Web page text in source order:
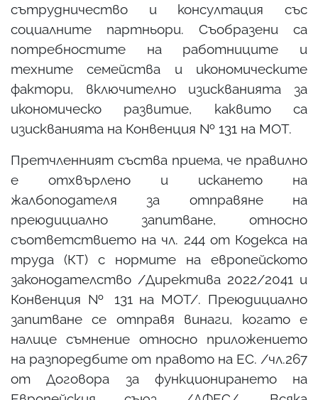
сътрудничество и консултация със
социалните партньори. Съобразени са
потребностите на работниците и
техните семейства и икономическите
фактори, включително изискванията за
икономическо развитие, каквито са
изискванията на Конвенция № 131 на МОТ.
Претчленният съства приема, че правилно
е отхвърлено и искането на
жалбоподателя за отправяне на
преюдициално запитване, относно
съответствието на чл. 244 от Кодекса на
труда (КТ) с нормите на европейското
законодателство /Директива 2022/2041 и
Конвенция № 131 на МОТ/. Преюдициално
запитване се отправя винаги, когато е
налице съмнение относно приложението
на разпоредбите от правото на ЕС. /чл.267
от Договора за функционирането на